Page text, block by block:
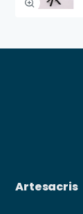
Artesacris